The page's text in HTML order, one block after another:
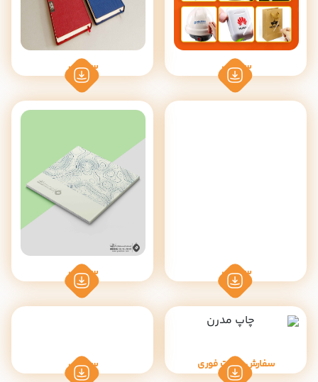
سفارش سفارش
سفارش سفارش
سفارش پرینت فوری سفارش